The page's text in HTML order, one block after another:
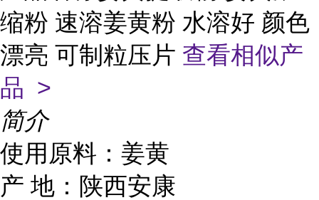
缩粉 速溶姜黄粉 水溶好 颜色
漂亮 可制粒压片 查看相似产
品 >
简介
使用原料：姜黄
产 地：陕西安康